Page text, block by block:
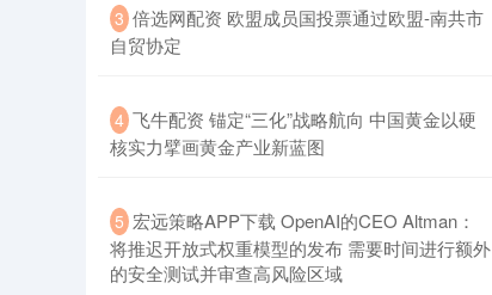
3 ​倍选网配资 欧盟成员国投票通过欧盟-南共市
自贸协定
4 ​飞牛配资 锚定“三化”战略航向 中国黄金以硬
核实力擘画黄金产业新蓝图
5 ​宏远策略APP下载 OpenAI的CEO Altman：
将推迟开放式权重模型的发布 需要时间进行额外
的安全测试并审查高风险区域